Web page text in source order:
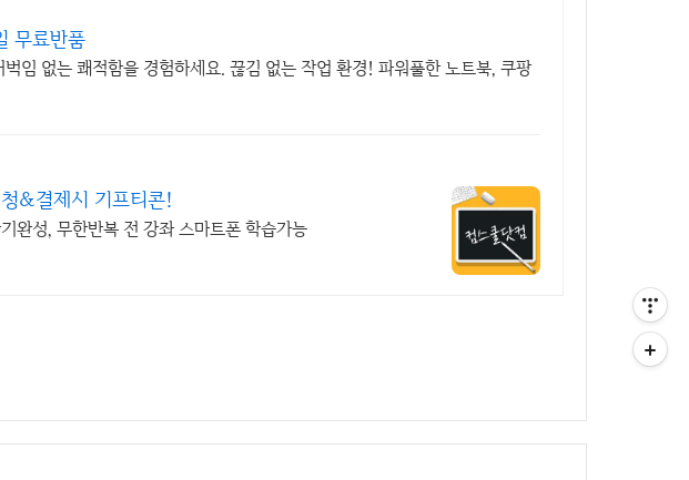
무료반품
임 없는 쾌적함을 경험하세요. 끊김 없는 작업 환경! 파워풀한 노트북, 쿠팡
&결제시 기프티콘!
완성, 무한반복 전 강좌 스마트폰 학습가능